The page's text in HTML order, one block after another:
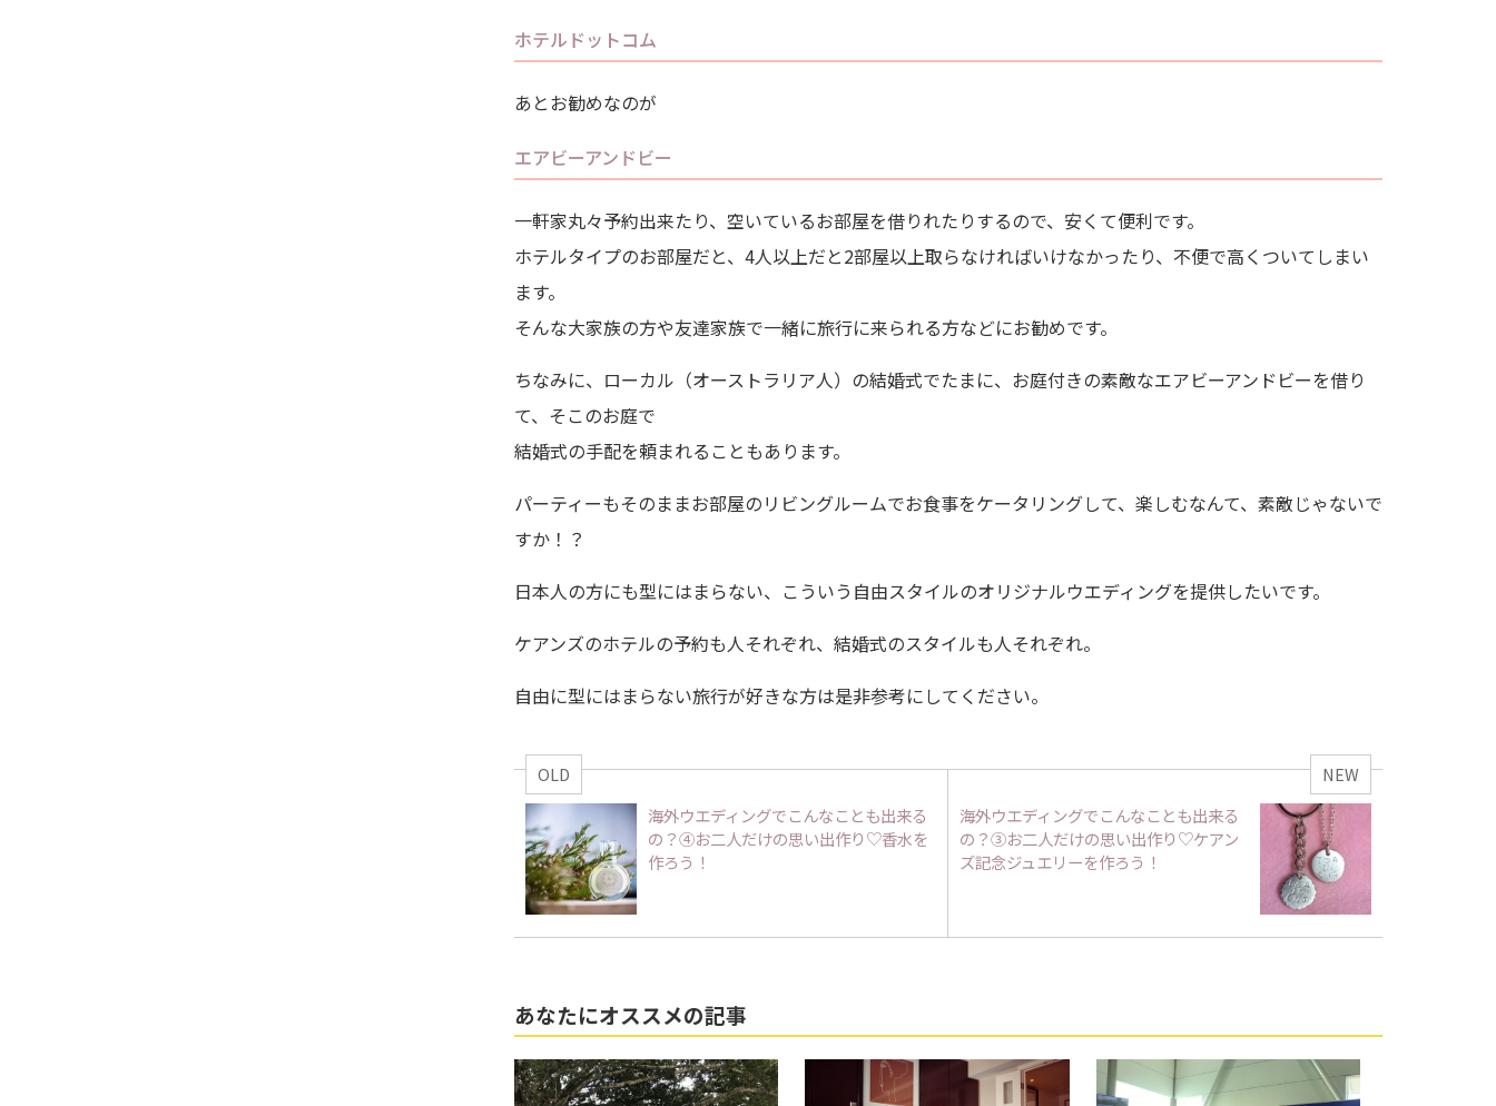
ホテルドットコム
あとお勧めなのが
エアビーアンドビー
一軒家丸々予約出来たり、空いているお部屋を借りれたりするので、安くて便利です。
ホテルタイプのお部屋だと、4人以上だと2部屋以上取らなければいけなかったり、不便で高くついてしまい
ます。
そんな大家族の方や友達家族で一緒に旅行に来られる方などにお勧めです。
ちなみに、ローカル（オーストラリア人）の結婚式でたまに、お庭付きの素敵なエアビーアンドビーを借り
て、そこのお庭で
結婚式の手配を頼まれることもあります。
パーティーもそのままお部屋のリビングルームでお食事をケータリングして、楽しむなんて、素敵じゃないで
すか！？
日本人の方にも型にはまらない、こういう自由スタイルのオリジナルウエディングを提供したいです。
ケアンズのホテルの予約も人それぞれ、結婚式のスタイルも人それぞれ。
自由に型にはまらない旅行が好きな方は是非参考にしてください。
OLD
海外ウエディングでこんなことも出来る
の？④お二人だけの思い出作り♡香水を
作ろう！
NEW
海外ウエディングでこんなことも出来る
の？③お二人だけの思い出作り♡ケアン
ズ記念ジュエリーを作ろう！
あなたにオススメの記事